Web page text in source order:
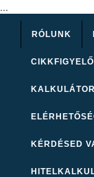
...
RÓLUNK
CIKKFIGYELŐ
KÉRDÉSED